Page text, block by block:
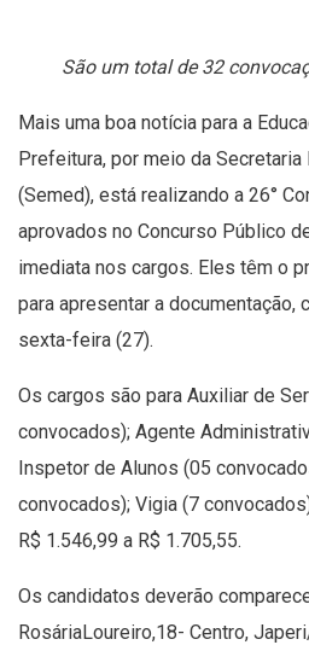
São um total de 32
Mais uma boa notícia para a
Prefeitura, por meio da Secretaria
(Semed), está realizando a 26°
aprovados no Concurso Público
imediata nos cargos. Eles têm o
para apresentar a documentação,
sexta-feira (27).
Os cargos são para Auxiliar de
convocados); Agente
Inspetor de Alunos (05
convocados); Vigia (7
R$ 1.546,99 a R$ 1.705,55.
Os candidatos deverão
RosáriaLoureiro,18- Centro,